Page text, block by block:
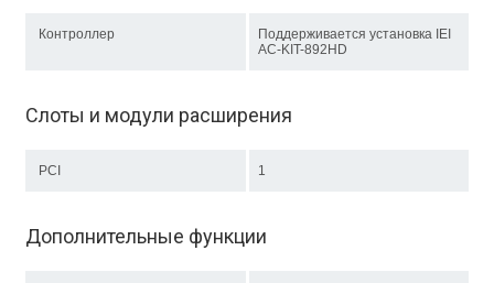
Контроллер
Поддерживается установка IEI
AC-KIT-892HD
Слоты и модули расширения
PCI 1
Дополнительные функции